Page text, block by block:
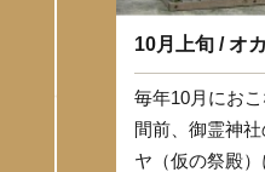
10月上旬 / オ
毎年10月にお
間前、御霊神
ヤ（仮の祭殿